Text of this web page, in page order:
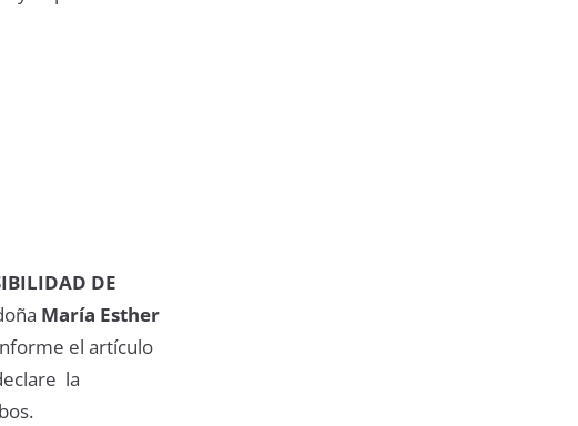
DE
María Esther
el artículo
la